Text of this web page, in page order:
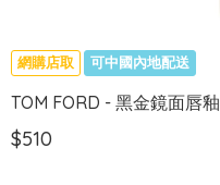
網購店取 可中國內地配送
TOM FORD - 黑金鏡面唇釉
$510